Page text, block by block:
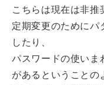
こちらは現在は非推
定期変更のためにパ
したり、
パスワードの使いま
があるということの